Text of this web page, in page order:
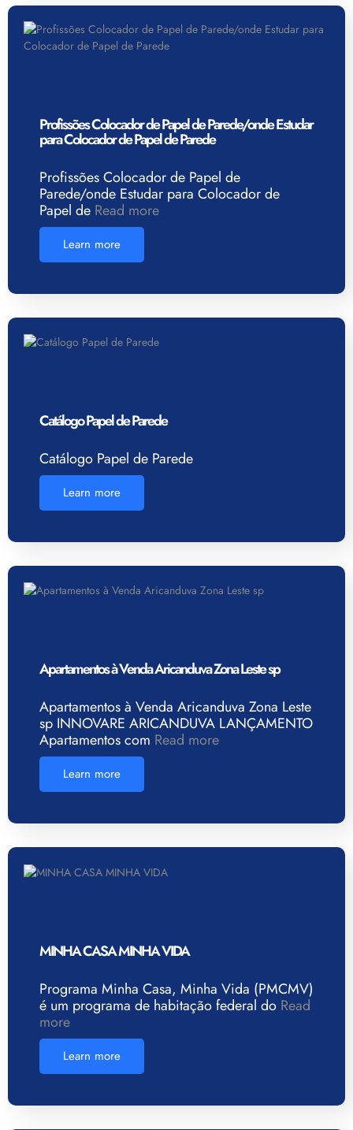
Profissões Colocador de Papel de Parede/onde Estudar
para Colocador de Papel de Parede
Profissões Colocador de Papel de
Parede/onde Estudar para Colocador de
Papel de Read more
Learn more
Catálogo Papel de Parede
Catálogo Papel de Parede
Learn more
Apartamentos à Venda Aricanduva Zona Leste sp
Apartamentos à Venda Aricanduva Zona Leste
sp INNOVARE ARICANDUVA LANÇAMENTO
Apartamentos com Read more
Learn more
MINHA CASA MINHA VIDA
Programa Minha Casa, Minha Vida (PMCMV)
é um programa de habitação federal do Read
more
Learn more